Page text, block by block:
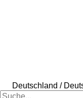
Deutschland /